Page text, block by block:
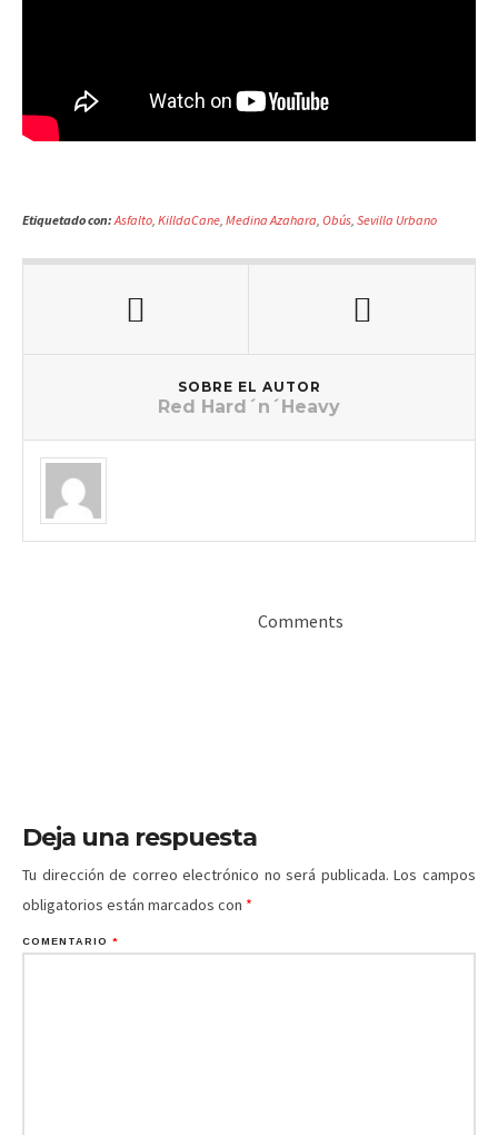
Etiquetado con: Asfalto, KilldaCane, Medina Azahara, Obús, Sevilla Urbano
SOBRE EL AUTOR
Red Hard´n´Heavy
Comments
Deja una respuesta
Tu dirección de correo electrónico no será publicada. Los campos
obligatorios están marcados con *
COMENTARIO *